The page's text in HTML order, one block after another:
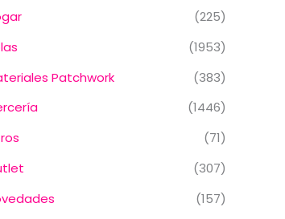
(225)
(1953)
Patchwork
(383)
(1446)
(71)
(307)
(157)